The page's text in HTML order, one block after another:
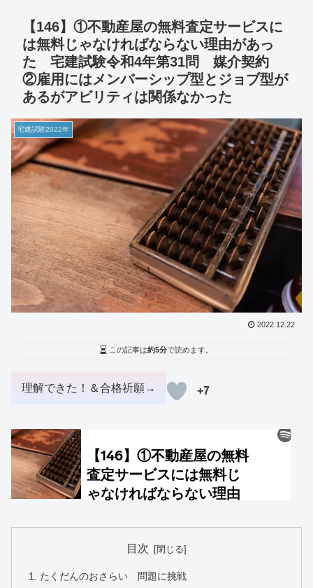
【146】①不動産屋の無料査定サービスに
は無料じゃなければならない理由があっ
た 宅建試験令和4年第31問 媒介契約
②雇用にはメンバーシップ型とジョブ型が
あるがアビリティは関係なかった
宅建試験2022年
2022.12.22
この記事は約5分で読めます。
+7
目次
たくだんのおさらい 問題に挑戦